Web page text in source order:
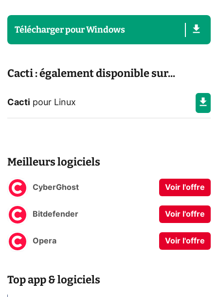
TéléchargerpourWindows
Cacti : également disponible sur...
Cacti pour Linux
Meilleurs logiciels
CyberGhost Voir l'offre
Bitdefender Voir l'offre
Opera Voir l'offre
Top app & logiciels